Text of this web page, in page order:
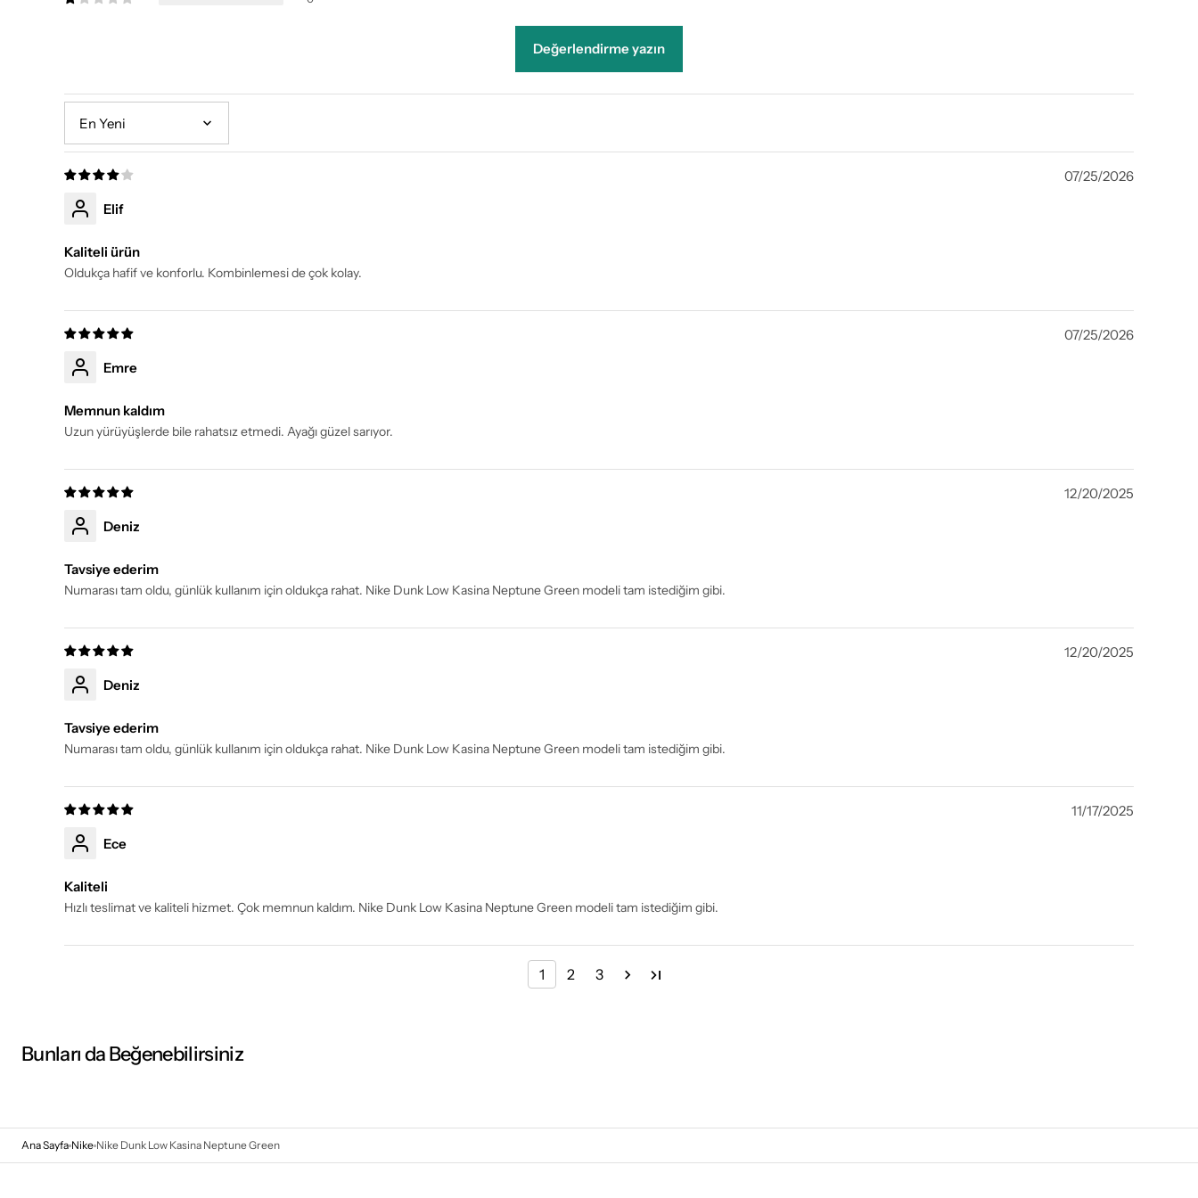
Değerlendirme yazın
Sort by
07/25/2026
Elif
Kaliteli ürün
Oldukça hafif ve konforlu. Kombinlemesi de çok kolay.
07/25/2026
Emre
Memnun kaldım
Uzun yürüyüşlerde bile rahatsız etmedi. Ayağı güzel sarıyor.
12/20/2025
Deniz
Tavsiye ederim
Numarası tam oldu, günlük kullanım için oldukça rahat. Nike Dunk Low Kasina Neptune Green modeli tam istediğim gibi.
12/20/2025
Deniz
Tavsiye ederim
Numarası tam oldu, günlük kullanım için oldukça rahat. Nike Dunk Low Kasina Neptune Green modeli tam istediğim gibi.
11/17/2025
Ece
Kaliteli
Hızlı teslimat ve kaliteli hizmet. Çok memnun kaldım. Nike Dunk Low Kasina Neptune Green modeli tam istediğim gibi.
1 2 3
Bunları da Beğenebilirsiniz
Ana Sayfa Nike Nike Dunk Low Kasina Neptune Green